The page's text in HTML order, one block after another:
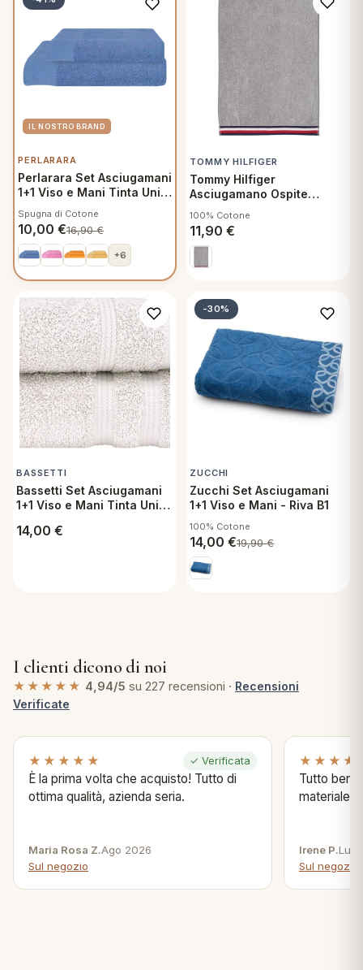
PERLARARA
Perlarara Set Asciugamani
1+1 Viso e Mani Tinta Unita
Spugna di Cotone
10,00 €16,90€
+6
TOMMY HILFIGER
Tommy Hilfiger
Asciugamano Ospite
100% Cotone
11,90 €
BASSETTI
Bassetti Set Asciugamani
1+1 Viso e Mani Tinta Unita
14,00 €
-30%
ZUCCHI
Zucchi Set Asciugamani
1+1 Viso e Mani - Riva B1
100% Cotone
14,00 €19,90€
I clienti dicono di noi
★★★★★ 4,94/5 su 227 recensioni · Recensioni
Verificate
★★★★★ ✓ Verificata
È la prima volta che acquisto! Tutto di
ottima qualità, azienda seria.
Maria Rosa Z.Ago 2026
Sul negozio
Tutto bene
materiale .
Irene P.Lug
Sul negozio